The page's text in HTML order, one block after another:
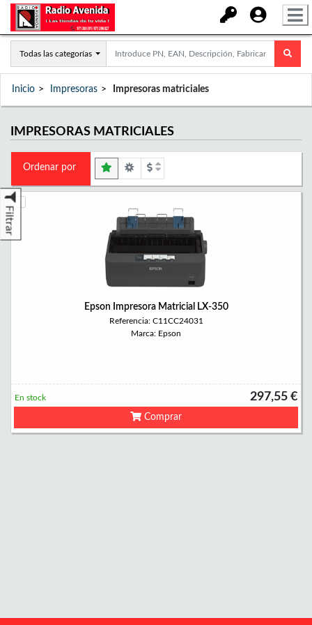
Todas las categorías
Inicio Impresoras Impresoras matriciales
IMPRESORAS MATRICIALES
Filtrar
Ordenar por
Epson Impresora Matricial LX-350
Referencia: C11CC24031
Marca: Epson
297,55 €
En stock
Comprar